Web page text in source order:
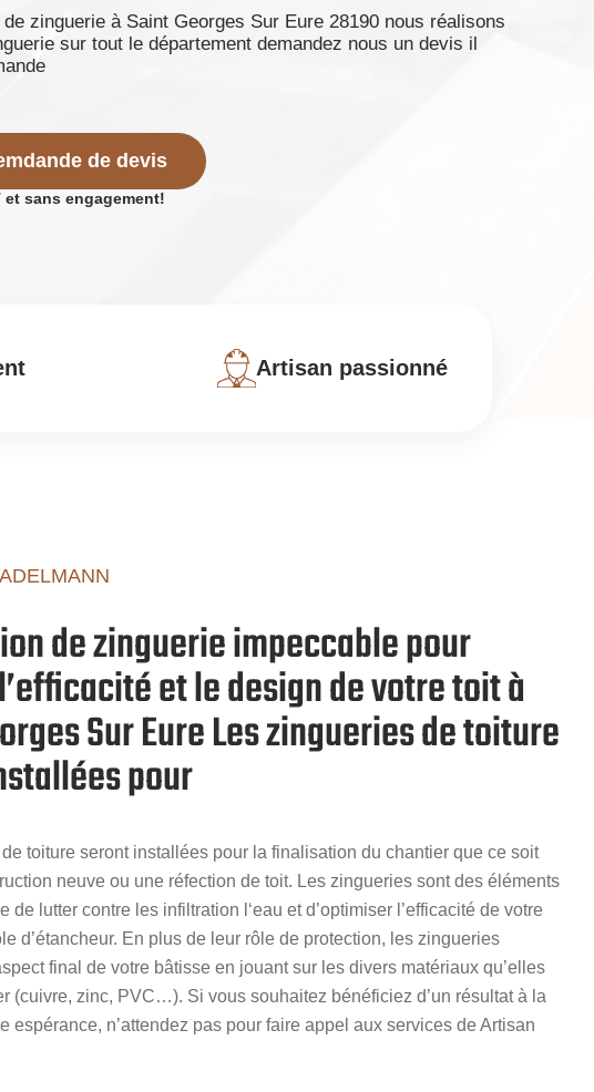
zinguerie à Saint Georges Sur Eure 28190 nous réalisons
sur tout le département demandez nous un devis il
de devis
et sans engagement!
Artisan passionné
de zinguerie impeccable pour
et le design de votre toit à
Sur Eure Les zingueries de toiture
pour
toiture seront installées pour la finalisation du chantier que ce soit
neuve ou une réfection de toit. Les zingueries sont des éléments
de lutter contre les infiltration l‘eau et d’optimiser l’efficacité de votre
d’étancheur. En plus de leur rôle de protection, les zingueries
final de votre bâtisse en jouant sur les divers matériaux qu’elles
(cuivre, zinc, PVC…). Si vous souhaitez bénéficiez d’un résultat à la
espérance, n’attendez pas pour faire appel aux services de Artisan